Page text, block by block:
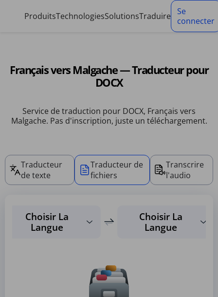
ProduitsTechnologiesSolutionsTraduire
Se
connecter
Français vers Malgache — Traducteur pour
DOCX
Service de traduction pour DOCX, Français vers
Malgache. Pas d'inscription, juste un téléchargement.
Traducteur
de texte
Traducteur de
fichiers
Transcrire
l'audio
Choisir La
Langue
Choisir La
Langue